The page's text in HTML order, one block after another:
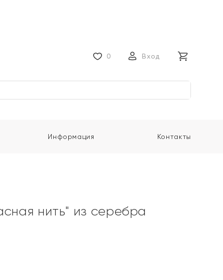
0 Вход
Информация Контакты
нить" из серебра